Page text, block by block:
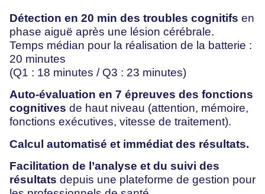
Détection en 20 min des troubles cognitifs en
phase aiguë après une lésion cérébrale.
Temps médian pour la réalisation de la batterie :
20 minutes
(Q1 : 18 minutes / Q3 : 23 minutes)
Auto-évaluation en 7 épreuves des fonctions
cognitives de haut niveau (attention, mémoire,
fonctions exécutives, vitesse de traitement).
Calcul automatisé et immédiat des résultats.
Facilitation de l’analyse et du suivi des
résultats depuis une plateforme de gestion pour